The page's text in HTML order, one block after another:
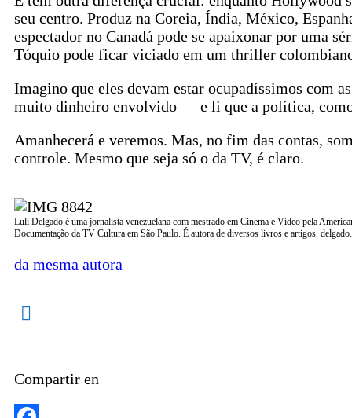
seu centro. Produz na Coreia, Índia, México,
espectador no Canadá pode se apaixonar por uma
Tóquio pode ficar viciado em um thriller
Imagino que eles devam estar ocupadíssimos com
muito dinheiro envolvido — e li que a política,
Amanhecerá e veremos. Mas, no fim das contas,
controle. Mesmo que seja só o da TV, é claro.
Luli Delgado é uma jornalista venezuelana com mestrado em Cinema e Vídeo pela
Documentação da TV Cultura em São Paulo. É autora de diversos livros e artigos.
da mesma autora
Compartir en